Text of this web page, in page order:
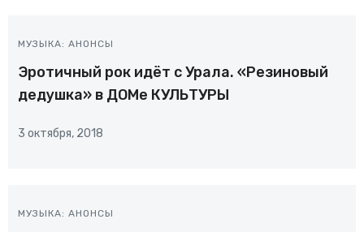
МУЗЫКА: АНОНСЫ
Эротичный рок идёт с Урала. «Резиновый
дедушка» в ДОМе КУЛЬТУРЫ
3 октября, 2018
МУЗЫКА: АНОНСЫ